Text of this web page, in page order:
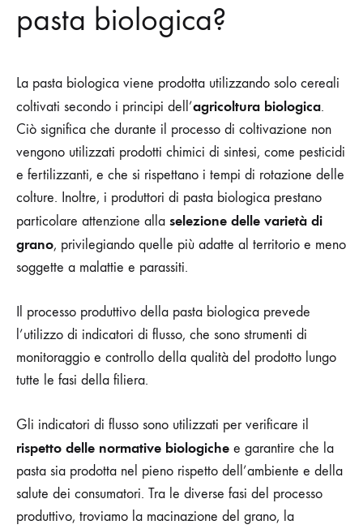
pasta biologica?
La pasta biologica viene prodotta utilizzando solo cereali
coltivati secondo i principi dell’agricoltura biologica.
Ciò significa che durante il processo di coltivazione non
vengono utilizzati prodotti chimici di sintesi, come pesticidi
e fertilizzanti, e che si rispettano i tempi di rotazione delle
colture. Inoltre, i produttori di pasta biologica prestano
particolare attenzione alla selezione delle varietà di
grano, privilegiando quelle più adatte al territorio e meno
soggette a malattie e parassiti.
Il processo produttivo della pasta biologica prevede
l’utilizzo di indicatori di flusso, che sono strumenti di
monitoraggio e controllo della qualità del prodotto lungo
tutte le fasi della filiera.
Gli indicatori di flusso sono utilizzati per verificare il
rispetto delle normative biologiche e garantire che la
pasta sia prodotta nel pieno rispetto dell’ambiente e della
salute dei consumatori. Tra le diverse fasi del processo
produttivo, troviamo la macinazione del grano, la